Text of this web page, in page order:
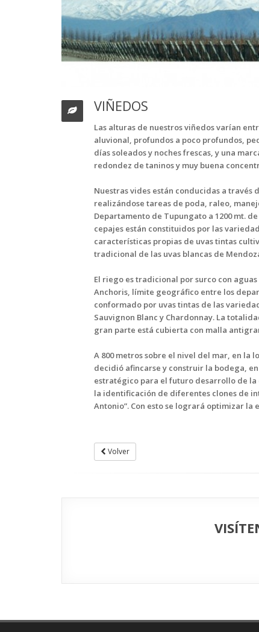
VIÑEDOS
Las alturas de nuestros viñedos varían
aluvional, profundos a poco profundos,
días soleados y noches frescas, y una
redondez de taninos y muy buena
Nuestras vides están conducidas a
realizándose tareas de poda, raleo,
Departamento de Tupungato a 1200 mt.
cepajes están constituidos por las
características propias de uvas tintas
tradicional de las uvas blancas de
El riego es tradicional por surco con
Anchoris, límite geográfico entre los
conformado por uvas tintas de las
Sauvignon Blanc y Chardonnay. La
gran parte está cubierta con malla
A 800 metros sobre el nivel del mar, en
decidió afincarse y construir la bodega,
estratégico para el futuro desarrollo de la
la identificación de diferentes clones de
Antonio”. Con esto se logrará optimizar
Volver